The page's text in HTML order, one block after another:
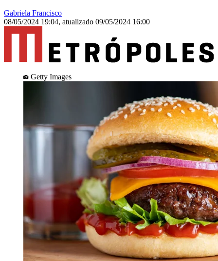
Gabriela Francisco
08/05/2024 19:04, atualizado 09/05/2024 16:00
Getty Images